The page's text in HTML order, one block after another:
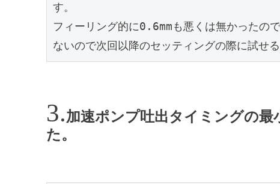
す。
フィーリング的に0.6mmも悪くは無かったの
ないので次回以降のセッティングの際に試せ
加速ポンプ吐出タイミングの最
た。